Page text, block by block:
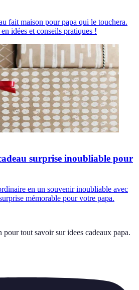
fait maison pour papa qui le touchera.
idées et conseils pratiques !
surprise inoubliable pour
en un souvenir inoubliable avec
mémorable pour votre papa.
pour tout savoir sur idees cadeaux papa.